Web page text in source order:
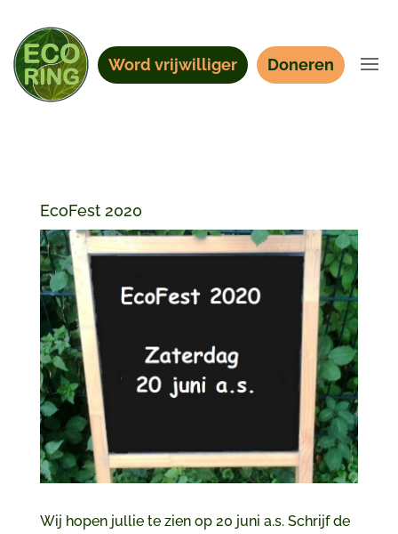
Word vrijwilliger Doneren
EcoFest 2020
Wij hopen jullie te zien op 20 juni a.s. Schrijf de